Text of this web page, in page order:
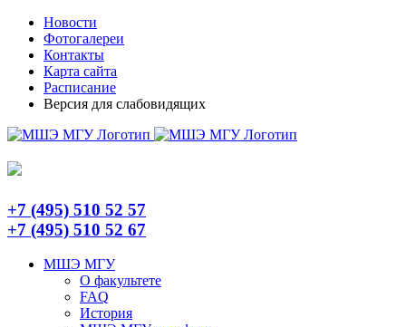
Skip
content
TelegramНовости
Фотогалереи
Контакты
Карта сайта
Расписание
Версия для слабовидящих
+7 (495) 510 52 57
+7 (495) 510 52 67
МШЭ МГУ
О факультете
FAQ
История